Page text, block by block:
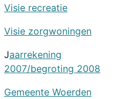
Visie recreatie
Visie zorgwoningen
Jaarrekening
2007/begroting 2008
Gemeente Woerden